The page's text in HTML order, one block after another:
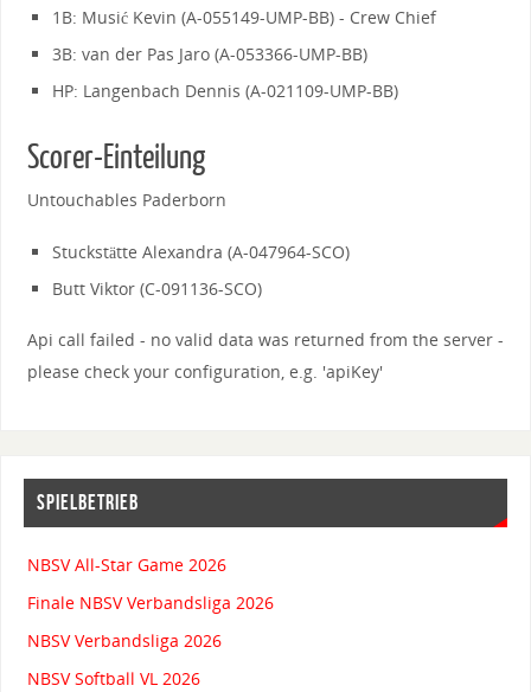
1B: Musić Kevin (A-055149-UMP-BB) - Crew Chief
3B: van der Pas Jaro (A-053366-UMP-BB)
HP: Langenbach Dennis (A-021109-UMP-BB)
Scorer-Einteilung
Untouchables Paderborn
Stuckstätte Alexandra (A-047964-SCO)
Butt Viktor (C-091136-SCO)
Api call failed - no valid data was returned from the server -
please check your configuration, e.g. 'apiKey'
SPIELBETRIEB
NBSV All-Star Game 2026
Finale NBSV Verbandsliga 2026
NBSV Verbandsliga 2026
NBSV Softball VL 2026